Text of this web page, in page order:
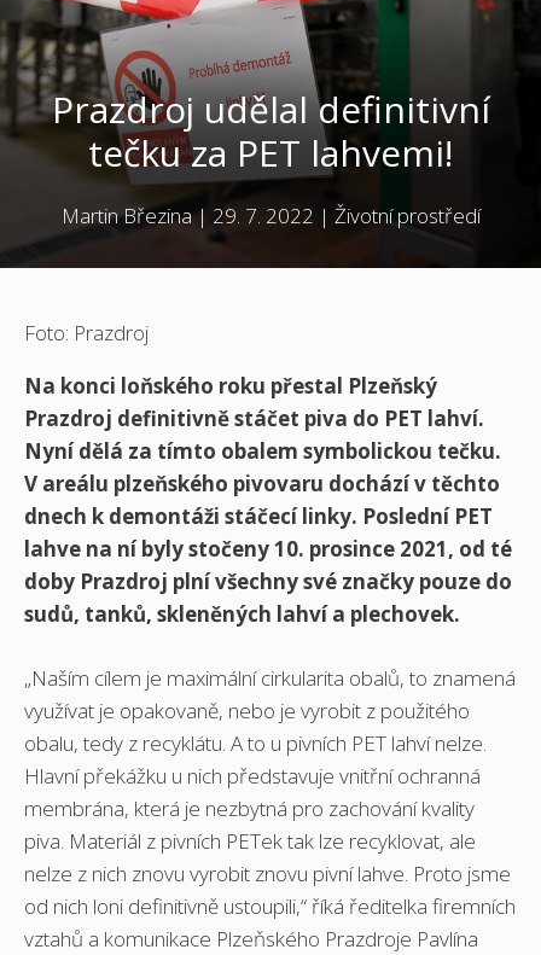
Prazdroj udělal definitivní
tečku za PET lahvemi!
Martin Březina| 29. 7. 2022 | Životní prostředí
Foto: Prazdroj
Na konci loňského roku přestal Plzeňský
Prazdroj definitivně stáčet piva do PET lahví.
Nyní dělá za tímto obalem symbolickou tečku.
V areálu plzeňského pivovaru dochází v těchto
dnech k demontáži stáčecí linky. Poslední PET
lahve na ní byly stočeny 10. prosince 2021, od té
doby Prazdroj plní všechny své značky pouze do
sudů, tanků, skleněných lahví a plechovek.
„Naším cílem je maximální cirkularita obalů, to znamená
využívat je opakovaně, nebo je vyrobit z použitého
obalu, tedy z recyklátu. A to u pivních PET lahví nelze.
Hlavní překážku u nich představuje vnitřní ochranná
membrána, která je nezbytná pro zachování kvality
piva. Materiál z pivních PETek tak lze recyklovat, ale
nelze z nich znovu vyrobit znovu pivní lahve. Proto jsme
od nich loni definitivně ustoupili,“ říká ředitelka firemních
vztahů a komunikace Plzeňského Prazdroje Pavlína